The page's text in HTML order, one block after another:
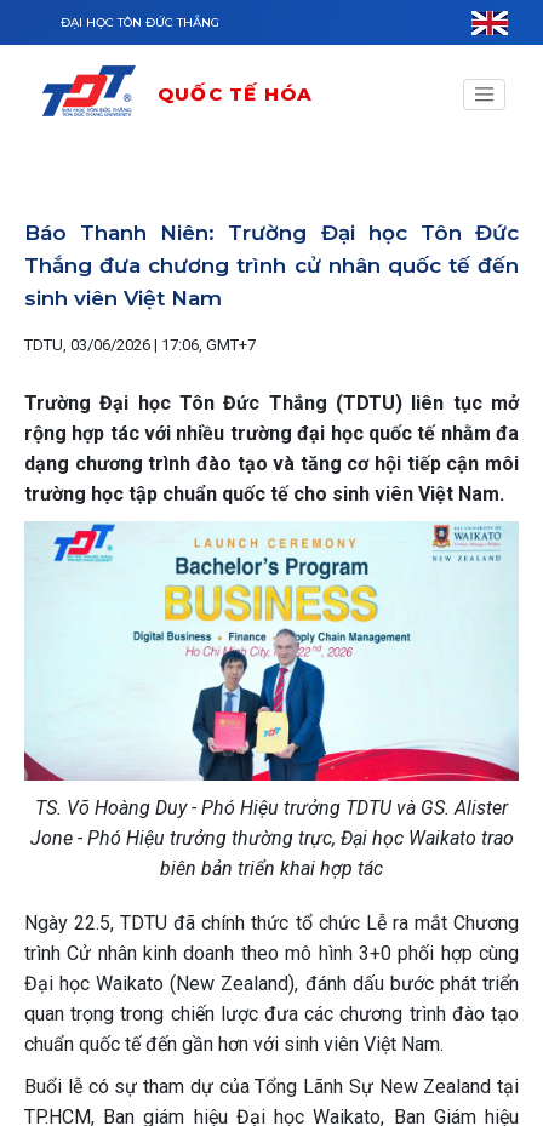
Nhảy đến nội dung
ĐẠI HỌC TÔN ĐỨC THẮNG
QUỐC TẾ HÓA
Báo Thanh Niên: Trường Đại học Tôn Đức
Thắng đưa chương trình cử nhân quốc tế đến
sinh viên Việt Nam
TDTU, 03/06/2026 | 17:06, GMT+7
Trường Đại học Tôn Đức Thắng (TDTU) liên tục mở
rộng hợp tác với nhiều trường đại học quốc tế nhằm đa
dạng chương trình đào tạo và tăng cơ hội tiếp cận môi
trường học tập chuẩn quốc tế cho sinh viên Việt Nam.
TS. Võ Hoàng Duy - Phó Hiệu trưởng TDTU và GS. Alister
Jone - Phó Hiệu trưởng thường trực, Đại học Waikato trao
biên bản triển khai hợp tác
Ngày 22.5, TDTU đã chính thức tổ chức Lễ ra mắt Chương
trình Cử nhân kinh doanh theo mô hình 3+0 phối hợp cùng
Đại học Waikato (New Zealand), đánh dấu bước phát triển
quan trọng trong chiến lược đưa các chương trình đào tạo
chuẩn quốc tế đến gần hơn với sinh viên Việt Nam.
Buổi lễ có sự tham dự của Tổng Lãnh Sự New Zealand tại
TP.HCM, Ban giám hiệu Đại học Waikato, Ban Giám hiệu